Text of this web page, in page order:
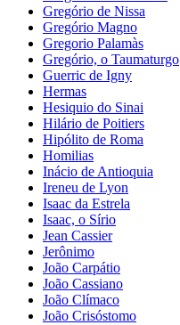
Gregório de Nissa
Gregório Magno
Gregorio Palamàs
Gregório, o Taumaturgo
Guerric de Igny
Hermas
Hesiquio do Sinai
Hilário de Poitiers
Hipólito de Roma
Homilias
Inácio de Antioquia
Ireneu de Lyon
Isaac da Estrela
Isaac, o Sírio
Jean Cassier
Jerônimo
João Carpátio
João Cassiano
João Clímaco
João Crisóstomo